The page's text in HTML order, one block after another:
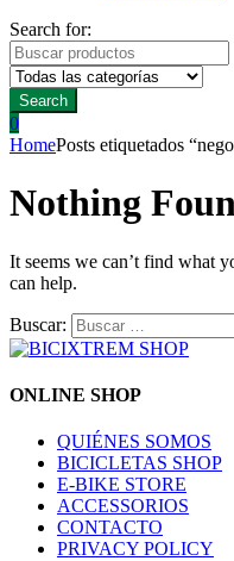
Search for:
Search
0
HomePosts etiquetados
Nothing
It seems we can’t find what
can help.
Buscar:
ONLINE SHOP
QUIÉNES SOMOS
BICICLETAS SHOP
E-BIKE STORE
ACCESSORIOS
CONTACTO
PRIVACY POLICY